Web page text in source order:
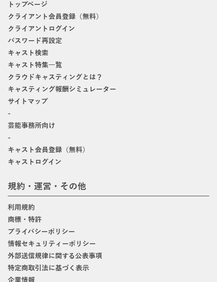
トップページ
クライアント会員登録（無料）
クライアントログイン
パスワード再設定
キャスト検索
キャスト特集一覧
クラウドキャスティングとは？
キャスティング報酬シミュレーター
サイトマップ
-
芸能事務所向け
-
キャスト会員登録（無料）
キャストログイン
規約・運営・その他
利用規約
商標・特許
プライバシーポリシー
情報セキュリティーポリシー
外部送信規律に関する公表事項
特定商取引法に基づく表示
企業情報